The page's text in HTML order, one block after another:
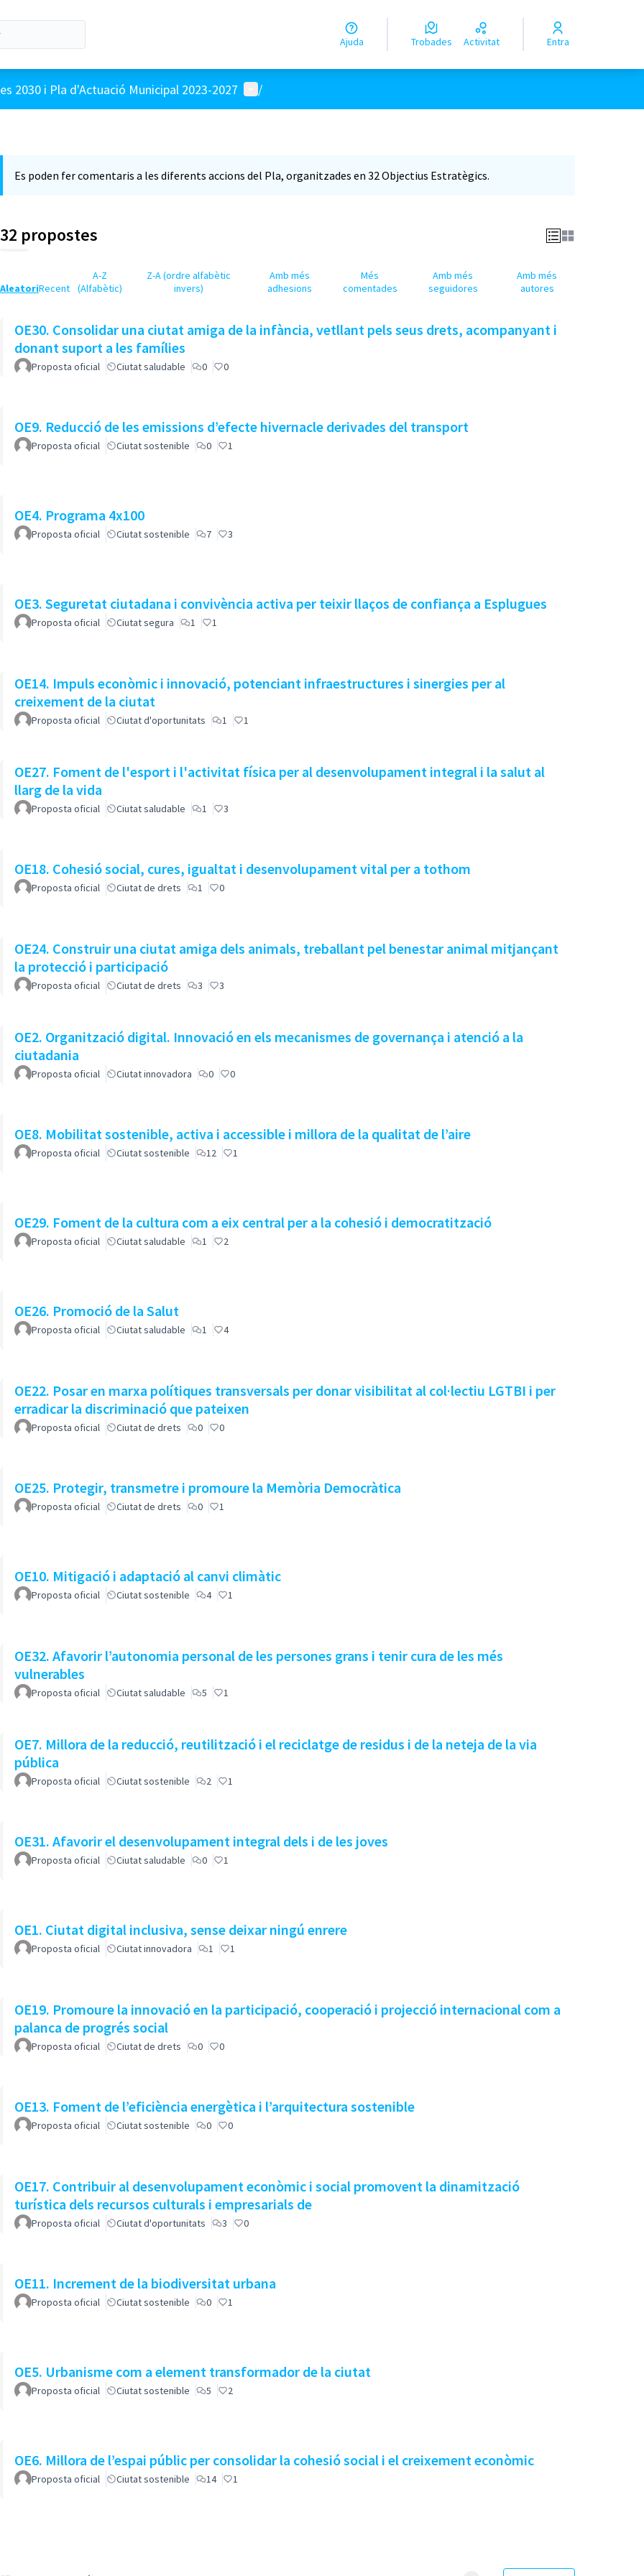
Ajuda Trobades Activitat Entra
2030 i Pla d'Actuació Municipal 2023-2027 Menú d'usuari
/
Es poden fer comentaris a les diferents accions del Pla, organitzades en 32 Objectius Estratègics.
32 propostes
AleatoriRecent
A-Z
(Alfabètic)
Z-A (ordre alfabètic
invers)
Amb més
adhesions
Més
comentades
Amb més
seguidores
Amb més
autores
OE30. Consolidar una ciutat amiga de la infància, vetllant pels seus drets, acompanyant i
donant suport a les famílies
Proposta oficial Ciutat saludable 0 0
OE9. Reducció de les emissions d’efecte hivernacle derivades del transport
Proposta oficial Ciutat sostenible 0 1
OE4. Programa 4x100
Proposta oficial Ciutat sostenible 7 3
OE3. Seguretat ciutadana i convivència activa per teixir llaços de confiança a Esplugues
Proposta oficial Ciutat segura 1 1
OE14. Impuls econòmic i innovació, potenciant infraestructures i sinergies per al
creixement de la ciutat
Proposta oficial Ciutat d'oportunitats 1 1
OE27. Foment de l'esport i l'activitat física per al desenvolupament integral i la salut al
llarg de la vida
Proposta oficial Ciutat saludable 1 3
OE18. Cohesió social, cures, igualtat i desenvolupament vital per a tothom
Proposta oficial Ciutat de drets 1 0
OE24. Construir una ciutat amiga dels animals, treballant pel benestar animal mitjançant
la protecció i participació
Proposta oficial Ciutat de drets 3 3
OE2. Organització digital. Innovació en els mecanismes de governança i atenció a la
ciutadania
Proposta oficial Ciutat innovadora 0 0
OE8. Mobilitat sostenible, activa i accessible i millora de la qualitat de l’aire
Proposta oficial Ciutat sostenible 12 1
OE29. Foment de la cultura com a eix central per a la cohesió i democratització
Proposta oficial Ciutat saludable 1 2
OE26. Promoció de la Salut
Proposta oficial Ciutat saludable 1 4
OE22. Posar en marxa polítiques transversals per donar visibilitat al col·lectiu LGTBI i per
erradicar la discriminació que pateixen
Proposta oficial Ciutat de drets 0 0
OE25. Protegir, transmetre i promoure la Memòria Democràtica
Proposta oficial Ciutat de drets 0 1
OE10. Mitigació i adaptació al canvi climàtic
Proposta oficial Ciutat sostenible 4 1
OE32. Afavorir l’autonomia personal de les persones grans i tenir cura de les més
vulnerables
Proposta oficial Ciutat saludable 5 1
OE7. Millora de la reducció, reutilització i el reciclatge de residus i de la neteja de la via
pública
Proposta oficial Ciutat sostenible 2 1
OE31. Afavorir el desenvolupament integral dels i de les joves
Proposta oficial Ciutat saludable 0 1
OE1. Ciutat digital inclusiva, sense deixar ningú enrere
Proposta oficial Ciutat innovadora 1 1
OE19. Promoure la innovació en la participació, cooperació i projecció internacional com a
palanca de progrés social
Proposta oficial Ciutat de drets 0 0
OE13. Foment de l’eficiència energètica i l’arquitectura sostenible
Proposta oficial Ciutat sostenible 0 0
OE17. Contribuir al desenvolupament econòmic i social promovent la dinamització
turística dels recursos culturals i empresarials de
Proposta oficial Ciutat d'oportunitats 3 0
OE11. Increment de la biodiversitat urbana
Proposta oficial Ciutat sostenible 0 1
OE5. Urbanisme com a element transformador de la ciutat
Proposta oficial Ciutat sostenible 5 2
OE6. Millora de l’espai públic per consolidar la cohesió social i el creixement econòmic
Proposta oficial Ciutat sostenible 14 1